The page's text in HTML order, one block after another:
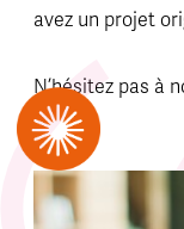
avez un projet
N’hésitez pas à